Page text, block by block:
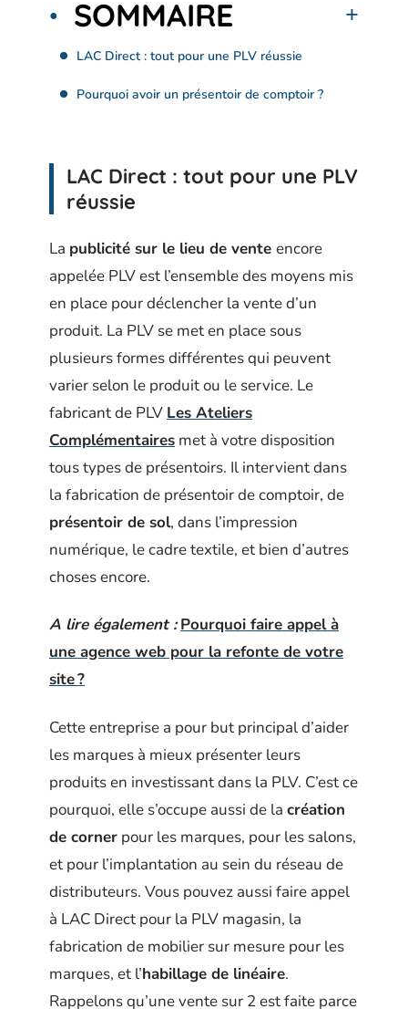
SOMMAIRE
LAC Direct : tout pour une PLV réussie
Pourquoi avoir un présentoir de comptoir ?
LAC Direct : tout pour une PLV
réussie
La publicité sur le lieu de vente encore
appelée PLV est l’ensemble des moyens mis
en place pour déclencher la vente d’un
produit. La PLV se met en place sous
plusieurs formes différentes qui peuvent
varier selon le produit ou le service. Le
fabricant de PLV Les Ateliers
Complémentaires met à votre disposition
tous types de présentoirs. Il intervient dans
la fabrication de présentoir de comptoir, de
présentoir de sol, dans l’impression
numérique, le cadre textile, et bien d’autres
choses encore.
A lire également : Pourquoi faire appel à
une agence web pour la refonte de votre
site ?
Cette entreprise a pour but principal d’aider
les marques à mieux présenter leurs
produits en investissant dans la PLV. C’est ce
pourquoi, elle s’occupe aussi de la création
de corner pour les marques, pour les salons,
et pour l’implantation au sein du réseau de
distributeurs. Vous pouvez aussi faire appel
à LAC Direct pour la PLV magasin, la
fabrication de mobilier sur mesure pour les
marques, et l’habillage de linéaire.
Rappelons qu’une vente sur 2 est faite parce